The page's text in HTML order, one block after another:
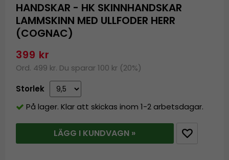
HANDSKAR - HK SKINNHANDSKAR
LAMMSKINN MED ULLFODER HERR
(COGNAC)
399 kr
Ord. 499 kr. Du sparar 100 kr (20%)
Storlek
På lager. Klar att skickas inom 1-2 arbetsdagar.
LÄGG I KUNDVAGN »